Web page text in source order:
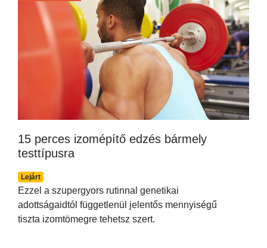
15 perces izomépítő edzés bármely
testtípusra
Lejárt
Ezzel a szupergyors rutinnal genetikai
adottságaidtól függetlenül jelentős mennyiségű
tiszta izomtömegre tehetsz szert.